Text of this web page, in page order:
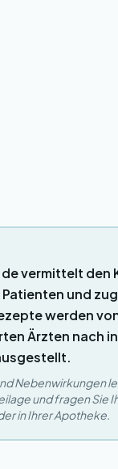
vermittelt den
und
werden
Ärzten nach
Nebenwirkungen
und fragen Sie
in Ihrer Apotheke.